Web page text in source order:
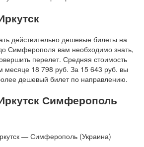
действительно дешевые билеты на
Симферополя вам необходимо знать,
перелет. Средняя стоимость
месяце 18 798 руб. За 15 643 руб. вы
дешевый билет по направлению.
Симферополь
— Симферополь (Украина)